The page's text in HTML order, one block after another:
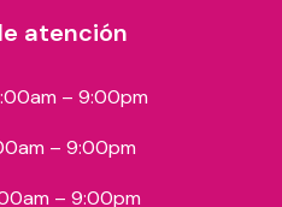
atención
– 9:00pm
– 9:00pm
– 9:00pm